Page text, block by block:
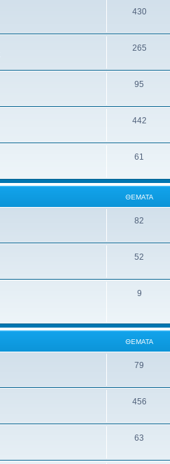
430
265
95
442
61
ΘΈΜΑΤΑ
82
52
9
ΘΈΜΑΤΑ
79
456
63